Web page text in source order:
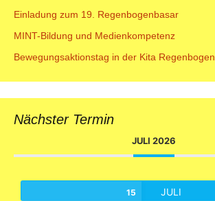
Einladung zum 19. Regenbogenbasar
MINT-Bildung und Medienkompetenz
Bewegungsaktionstag in der Kita Regenbogen
Nächster Termin
JULI 2026
15 JULI